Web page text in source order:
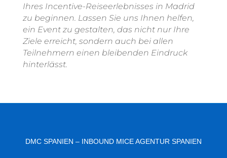
Ihres Incentive-Reiseerlebnisses in Madrid
zu beginnen. Lassen Sie uns Ihnen helfen,
ein Event zu gestalten, das nicht nur Ihre
Ziele erreicht, sondern auch bei allen
Teilnehmern einen bleibenden Eindruck
hinterlässt.
DMC SPANIEN – INBOUND MICE AGENTUR SPANIEN